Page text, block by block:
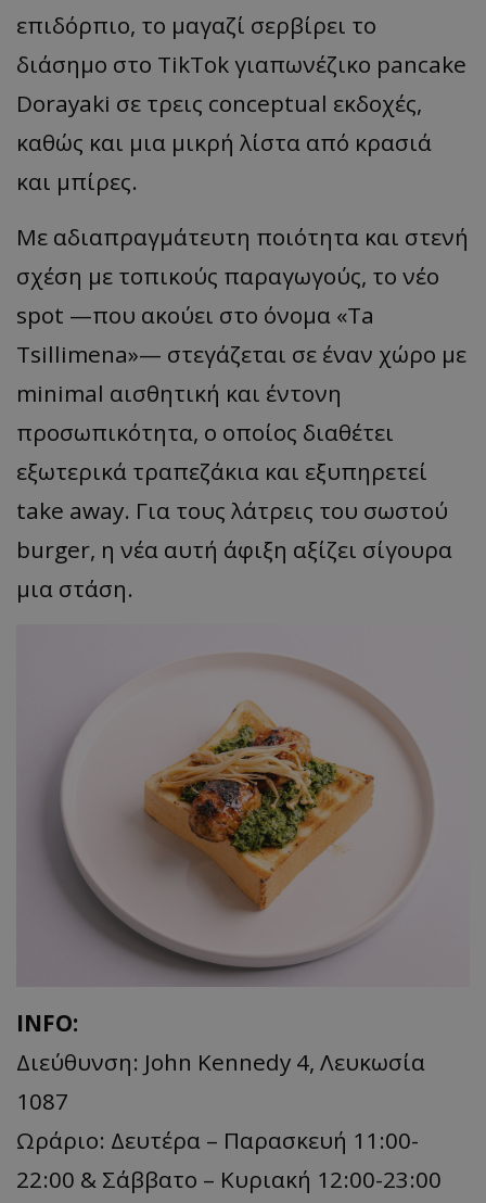
επιδόρπιο, το μαγαζί σερβίρει το
διάσημο στο TikTok γιαπωνέζικο pancake
Dorayaki σε τρεις conceptual εκδοχές,
καθώς και μια μικρή λίστα από κρασιά
και μπίρες.
​Με αδιαπραγμάτευτη ποιότητα και στενή
σχέση με τοπικούς παραγωγούς, το νέο
spot —που ακούει στο όνομα «Ta
Τsillimena»— στεγάζεται σε έναν χώρο με
minimal αισθητική και έντονη
προσωπικότητα, ο οποίος διαθέτει
εξωτερικά τραπεζάκια και εξυπηρετεί
take away. Για τους λάτρεις του σωστού
burger, η νέα αυτή άφιξη αξίζει σίγουρα
μια στάση.
INFO:
Διεύθυνση: John Kennedy 4, Λευκωσία
1087
​Ωράριο: Δευτέρα – Παρασκευή 11:00-
22:00 & Σάββατο – Κυριακή 12:00-23:00